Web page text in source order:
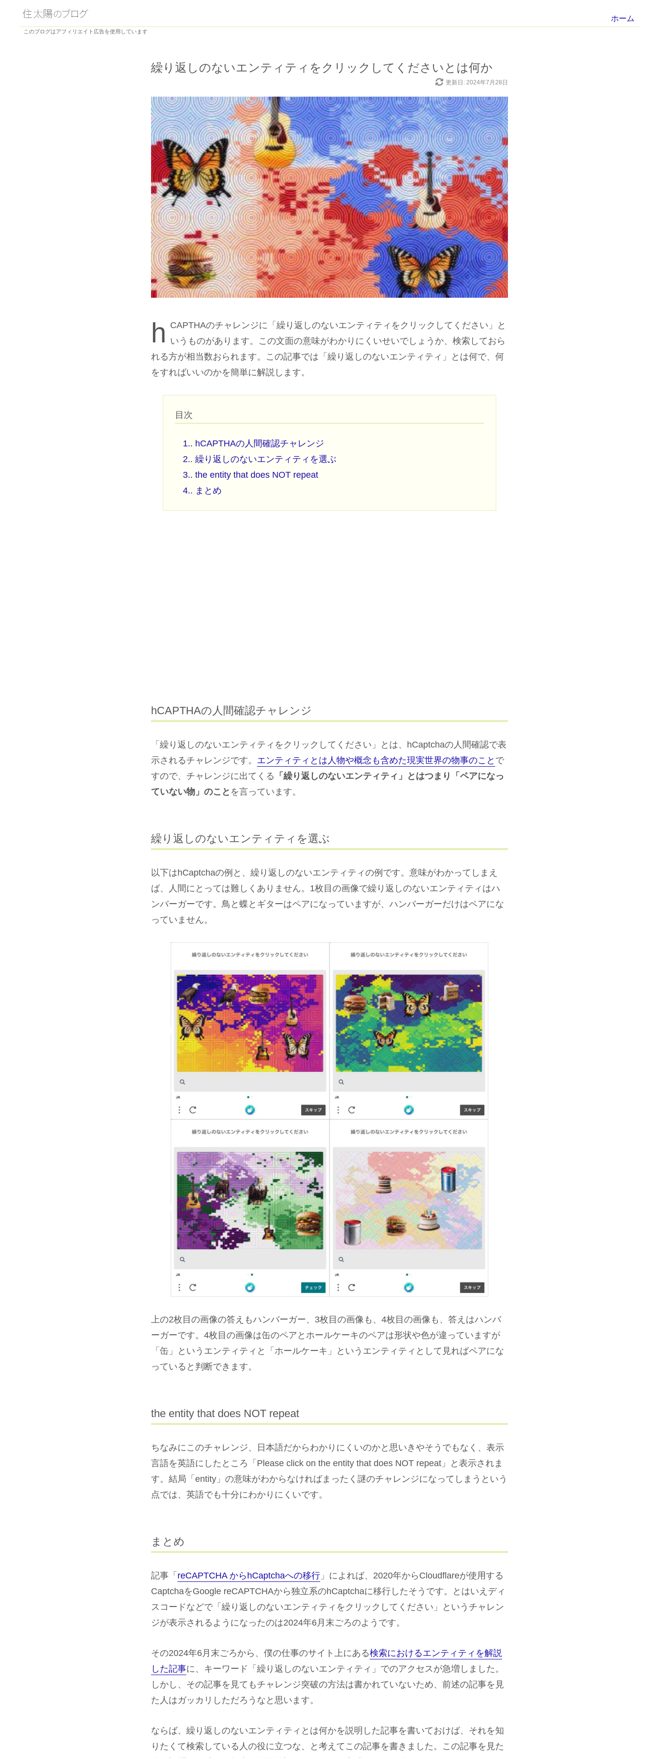
ホーム
このブログはアフィリエイト広告を使用しています
繰り返しのないエンティティをクリックしてくださいとは何か
更新日: 2024年7月28日
h CAPTHAのチャレンジに「繰り返しのないエンティティをクリックしてください」と
いうものがあります。この文面の意味がわかりにくいせいでしょうか、検索しておら
れる方が相当数おられます。この記事では「繰り返しのないエンティティ」とは何で、何
をすればいいのかを簡単に解説します。
目次
1.
hCAPTHAの人間確認チャレンジ
2. 繰り返しのないエンティティを選ぶ
3. the entity that does NOT repeat
4.
まとめ
hCAPTHAの人間確認チャレンジ
「繰り返しのないエンティティをクリックしてください」とは、hCaptchaの人間確認で表
示されるチャレンジです。 エンティティとは人物や概念も含めた現実世界の物事のこと で
すので、チャレンジに出てくる 「繰り返しのないエンティティ」とはつまり「ペアになっ
ていない物」のこと を言っています。
繰り返しのないエンティティを選ぶ
以下はhCaptchaの例と、繰り返しのないエンティティの例です。意味がわかってしまえ
ば、人間にとっては難しくありません。1枚目の画像で繰り返しのないエンティティはハ
ンバーガーです。鳥と蝶とギターはペアになっていますが、ハンバーガーだけはペアにな
っていません。
上の2枚目の画像の答えもハンバーガー、3枚目の画像も、4枚目の画像も、答えはハンバ
ーガーです。4枚目の画像は缶のペアとホールケーキのペアは形状や色が違っていますが
「缶」というエンティティと「ホールケーキ」というエンティティとして見ればペアにな
っていると判断できます。
the entity that does NOT repeat
ちなみにこのチャレンジ、日本語だからわかりにくいのかと思いきやそうでもなく、表示
言語を英語にしたところ「Please click on the entity that does NOT repeat」と表示されま
す。結局「entity」の意味がわからなければまったく謎のチャレンジになってしまうという
点では、英語でも十分にわかりにくいです。
まとめ
記事「 reCAPTCHA からhCaptchaへの移行 」によれば、2020年からCloudflareが使用する
CaptchaをGoogle reCAPTCHAから独立系のhCaptchaに移行したそうです。とはいえディ
スコードなどで「繰り返しのないエンティティをクリックしてください」というチャレン
ジが表示されるようになったのは2024年6月末ごろのようです。
その2024年6月末ごろから、僕の仕事のサイト上にある検索におけるエンティティを解説
した記事に、キーワード「繰り返しのないエンティティ」でのアクセスが急増しました。
しかし、その記事を見てもチャレンジ突破の方法は書かれていないため、前述の記事を見
た人はガッカリしただろうなと思います。
ならば、繰り返しのないエンティティとは何かを説明した記事を書いておけば、それを知
りたくて検索している人の役に立つな、と考えてこの記事を書きました。この記事を見た